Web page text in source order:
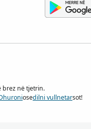
brez në tjetrin.
osedilni vullnetarsot!